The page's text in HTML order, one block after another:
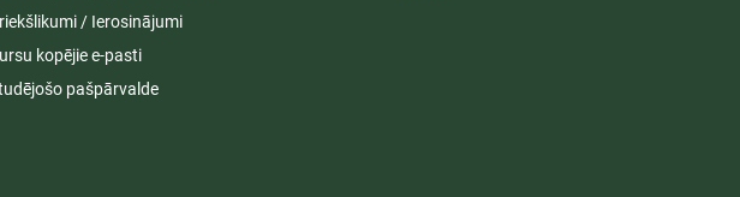
/ Ierosinājumi
kopējie e-pasti
pašpārvalde